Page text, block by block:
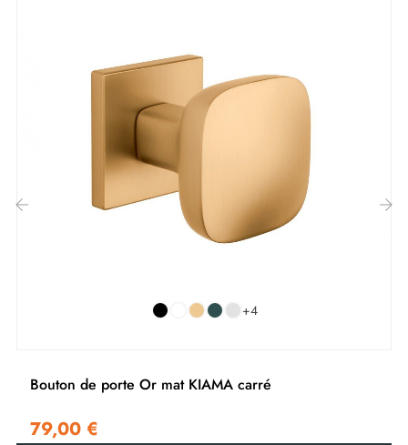
Adaptateurs de montage
Deux tiges carrées : 7x7 mm pour la France, 8x8 mm
pour la Belgique, la Suisse et l'UE
Vis M4 pour une fixation robuste
Vis et clé Allen de 3 mm pour l'assemblage
+4
Bouton de porte Or mat KIAMA carré
79,00 €